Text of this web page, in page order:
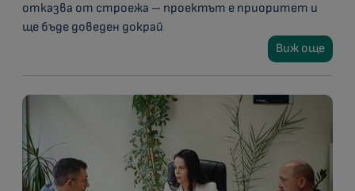
отказва от строежа – проектът е приоритет и
ще бъде доведен докрай
Виж още